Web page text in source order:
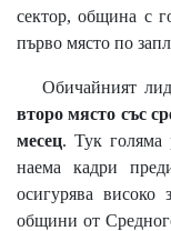
сектор, община с
първо място по
Обичайният
второ място със
месец. Тук голяма
наема кадри
осигурява
общини от